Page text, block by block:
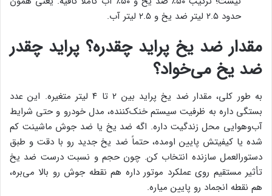
حدود ۲.۵ لیتر ضد یخ و ۲.۵ لیتر آب.
مقدار ضد یخ پراید چقدره؟ پراید چقدر
ضد یخ می‌خواد؟
به طور کلی، مقدار ضد یخ پراید بین ۲ تا ۴ لیتر متغیره. این عدد
بستگی داره به ظرفیت سیستم خنک‌کننده، مدل خودرو و حتی شرایط
آب‌وهوایی محل زندگیت داره. اگه ضد یخ یا ضد جوش ماشینت کم
شده یا کیفیتش پایین اومده، حتماً ضد یخ جدید رو با دقت و طبق
دستورالعمل سازنده انتخاب کن. چون حجم و نسبت درست ضد یخ
تأثیر مستقیم روی عملکرد موتور داره هم نقطه جوش رو بالا می‌بره،
هم نقطه انجماد رو پایین میاره.